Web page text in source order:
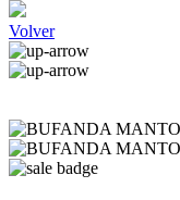
Volver